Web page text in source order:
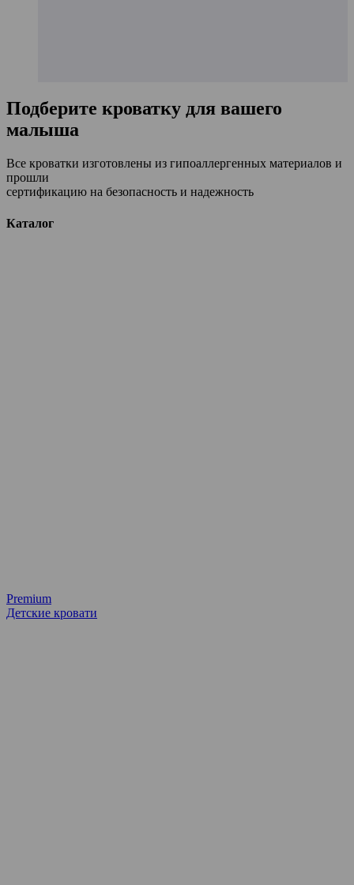
Подберите кроватку для вашего
малыша
Все кроватки изготовлены из гипоаллергенных материалов и
прошли
сертификацию на безопасность и надежность
Каталог
Premium
Детские кровати